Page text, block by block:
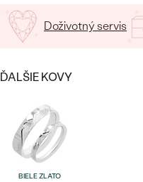
Doživotný servis
ĎALŠIE KOVY
BIELE ZLATO